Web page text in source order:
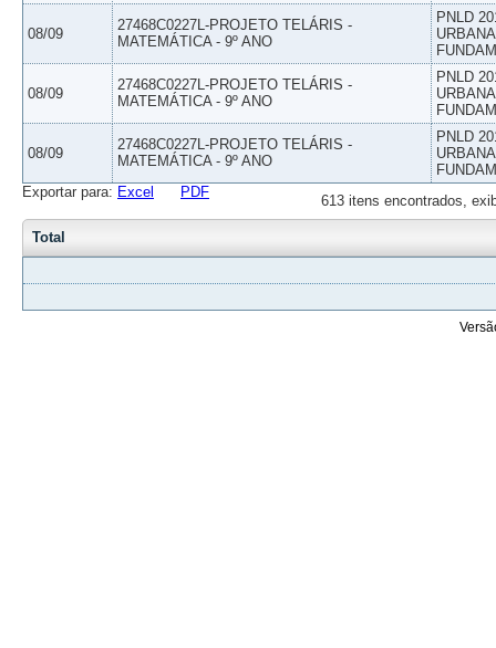
08/09
27468C0227L-PROJETO TELÁRIS -
MATEMÁTICA - 9º ANO
PNLD
08/09
27468C0227L-PROJETO TELÁRIS -
MATEMÁTICA - 9º ANO
PNLD
08/09
27468C0227L-PROJETO TELÁRIS -
MATEMÁTICA - 9º ANO
PNLD
613 itens encontrados,
Exportar para: Excel PDF
Total